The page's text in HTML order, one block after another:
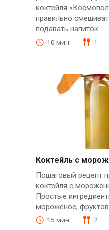
коктейля
правильно
подавать напиток
10 мин. 1
Коктейль с
Пошаговый рецепт
коктейля с
Простые
мороженое,
15 мин. 2